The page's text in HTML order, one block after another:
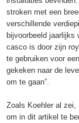
stroken met een
verschillende
bijvoorbeeld jaarlijks
casco is door zijn
te gebruiken voor
gekeken naar de
om te gaan”.
Zoals Koehler al zei,
om in dit artikel te